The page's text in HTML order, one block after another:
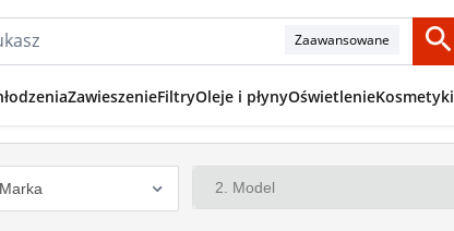
Zaawansowane
ZawieszenieFiltryOleje i płynyOświetlenieKosmetyki